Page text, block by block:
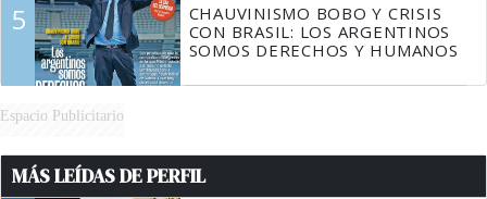
5
CHAUVINISMO BOBO Y CRISIS
CON BRASIL: LOS ARGENTINOS
SOMOS DERECHOS Y HUMANOS
Espacio Publicitario
MÁS LEÍDAS DE PERFIL